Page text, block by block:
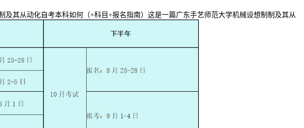
及其从动化自考本科如何（+科目+报名指南）这是一篇广东手艺师范大学机械设想制制及其从